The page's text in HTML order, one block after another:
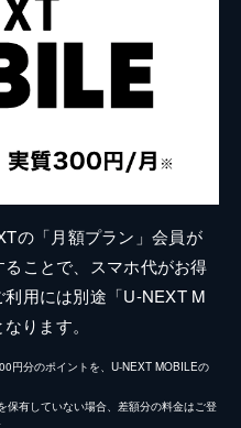
の「月額プラン」会員が
ことで、スマホ代がお得
用には別途「U-NEXT M
ります。
円分のポイントを、U-NEXT MOBILEの
保有していない場合、差額分の料金はご登